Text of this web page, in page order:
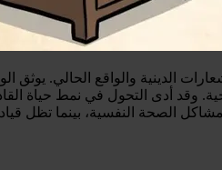
الدينية والواقع الحالي.
أدى التحول في نمط حياة